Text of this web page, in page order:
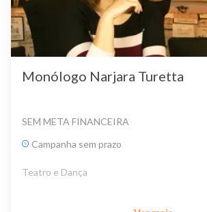
Monólogo Narjara Turetta
SEM META FINANCEIRA
Campanha sem prazo
Teatro e Dança